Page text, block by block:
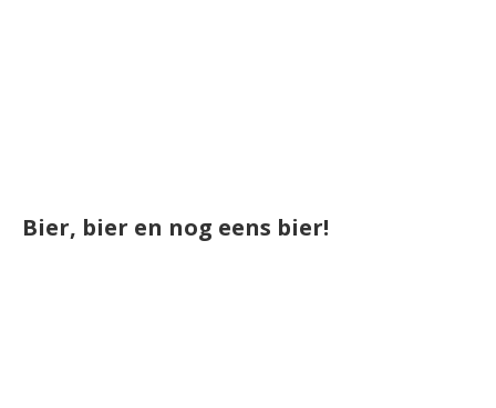
Bier, bier en nog eens bier!